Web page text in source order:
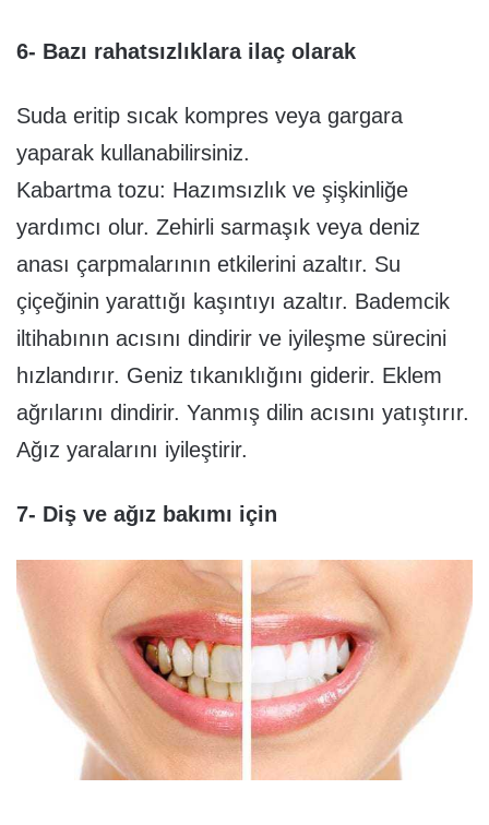
6- Bazı rahatsızlıklara ilaç olarak
Suda eritip sıcak kompres veya gargara
yaparak kullanabilirsiniz.
Kabartma tozu: Hazımsızlık ve şişkinliğe
yardımcı olur. Zehirli sarmaşık veya deniz
anası çarpmalarının etkilerini azaltır. Su
çiçeğinin yarattığı kaşıntıyı azaltır. Bademcik
iltihabının acısını dindirir ve iyileşme sürecini
hızlandırır. Geniz tıkanıklığını giderir. Eklem
ağrılarını dindirir. Yanmış dilin acısını yatıştırır.
Ağız yaralarını iyileştirir.
7- Diş ve ağız bakımı için